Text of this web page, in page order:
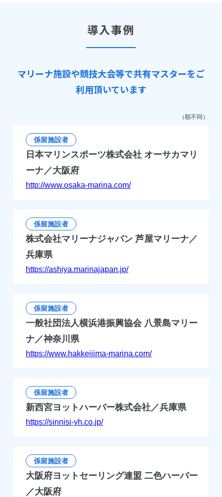
導入事例
マリーナ施設や競技大会等で共有マスターをご
利用頂いています
（順不同）
係留施設者
日本マリンスポーツ株式会社 オーサカマリ
ーナ／大阪府
http://www.osaka-marina.com/
係留施設者
株式会社マリーナジャパン 芦屋マリーナ／
兵庫県
https://ashiya.marinajapan.jp/
係留施設者
一般社団法人横浜港振興協会 八景島マリー
ナ／神奈川県
https://www.hakkeijima-marina.com/
係留施設者
新西宮ヨットハーバー株式会社／兵庫県
https://sinnisi-yh.co.jp/
係留施設者
大阪府ヨットセーリング連盟 二色ハーバー
／大阪府